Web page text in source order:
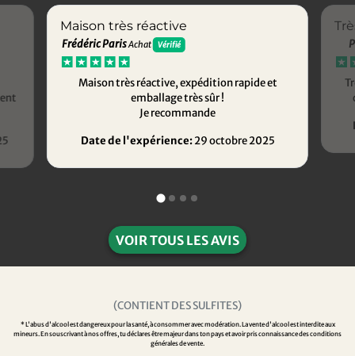
Maison très réactive
Frédéric ParisAchat Vérifié
Maison très réactive, expédition rapide et
emballage très sûr !
Je recommande
Date de l'expérience:29 octobre 2025
VOIR TOUS LES AVIS
(CONTIENT DES SULFITES)
* L'abus d'alcool est dangereux pour la santé, à consommer avec modération. La vente d'alcool est interdite aux
mineurs. En souscrivant à nos offres, tu déclares être majeur dans ton pays et avoir pris connaissance des conditions
générales de vente.